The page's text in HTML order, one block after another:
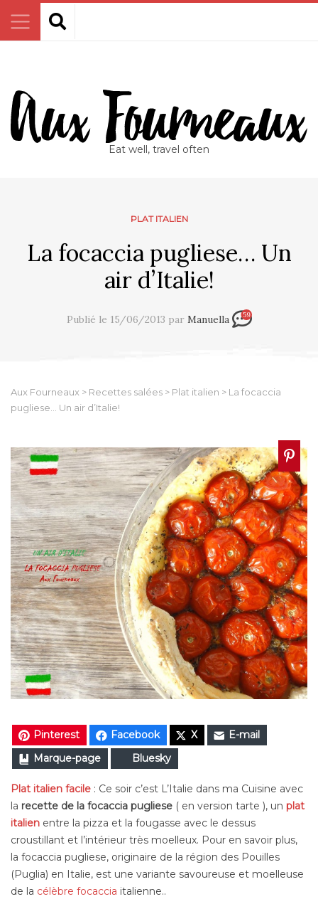
Eat well, travel often
PLAT ITALIEN
La focaccia pugliese… Un
air d’Italie!
Publié le 15/06/2013 par Manuella 59
Aux Fourneaux > Recettes salées > Plat italien > La focaccia
pugliese… Un air d’Italie!
Pinterest Facebook X
E-mail
Marque-page
Bluesky
Plat italien facile : Ce soir c’est L’Italie dans ma Cuisine avec
la recette de la focaccia pugliese ( en version tarte ), un plat
italien entre la pizza et la fougasse avec le dessus
croustillant et l’intérieur très moelleux. Pour en savoir plus,
la focaccia pugliese, originaire de la région des Pouilles
(Puglia) en Italie, est une variante savoureuse et moelleuse
de la célèbre focaccia italienne..